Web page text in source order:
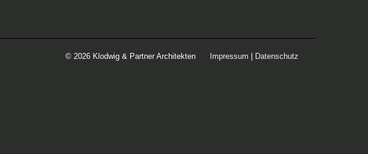
© 2026 Klodwig & Partner Architekten Impressum Datenschutz